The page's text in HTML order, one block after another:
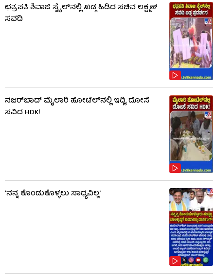
ಛತ್ರಪತಿ ಶಿವಾಜಿ ಸ್ಟೈಲ್​ನಲ್ಲಿ ಖಡ್ಗ ಹಿಡಿದ ಸಚಿವ ಲಕ್ಷ್ಮಣ್
ಸವದಿ
ನಜರ್‌ಬಾದ್ ಮೈಲಾರಿ ಹೋಟೆಲ್‌ನಲ್ಲಿ ಇಡ್ಲಿ, ದೋಸೆ
ಸವಿದ HDK!
'ನನ್ನ ಕೊಂಡುಕೊಳ್ಳಲು ಸಾಧ್ಯವಿಲ್ಲ'